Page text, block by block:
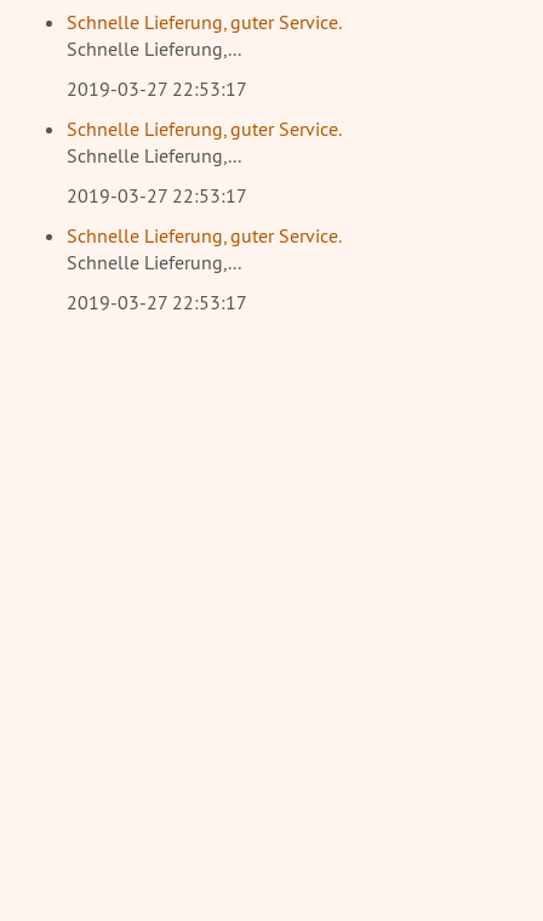
Schnelle Lieferung, guter Service.
Schnelle Lieferung,...
2019-03-27 22:53:17
Schnelle Lieferung, guter Service.
Schnelle Lieferung,...
2019-03-27 22:53:17
Schnelle Lieferung, guter Service.
Schnelle Lieferung,...
2019-03-27 22:53:17